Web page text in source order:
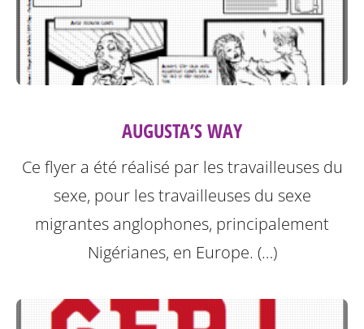
AUGUSTA’S WAY
Ce flyer a été réalisé par les travailleuses du
sexe, pour les travailleuses du sexe
migrantes anglophones, principalement
Nigérianes, en Europe. (…)